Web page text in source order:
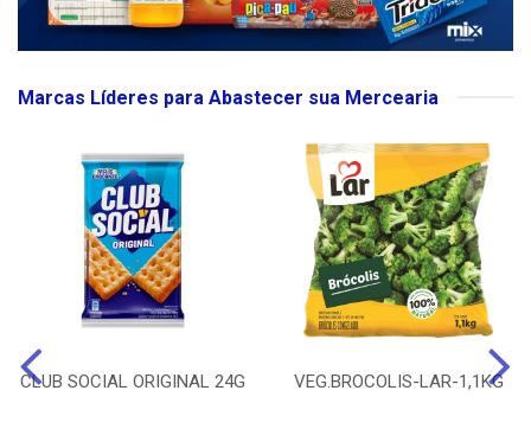
Marcas Líderes para Abastecer sua Mercearia
CLUB SOCIAL ORIGINAL 24G VEG.BROCOLIS-LAR-1,1KG